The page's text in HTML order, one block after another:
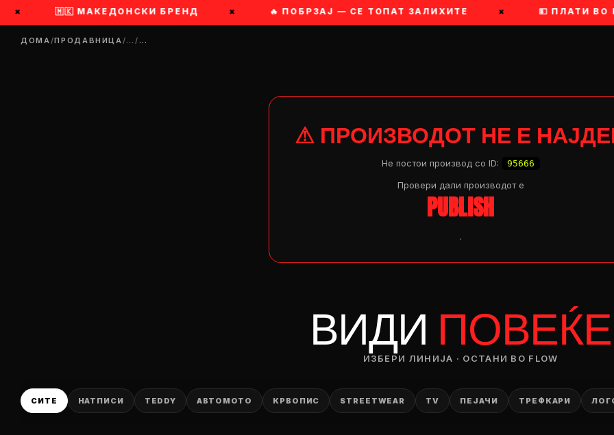
🇲🇰 МАКЕДОНСКИ БРЕНД 🔥 ПОБРЗАЈ — СЕ ТОПАТ ЗАЛИХИТЕ 💵 ПЛАТИ ВО
ДОМА/ПРОДАВНИЦА/…/…
⚠ ПРОИЗВОДОТ НЕ Е
Не постои производ со ID: 95666
Провери дали производот e
PUBLISH
.
ВИДИ ПОВЕЌЕ
ИЗБЕРИ ЛИНИЈА · ОСТАНИ ВО FLOW
СИТЕ НАТПИСИ TEDDY АВТОМОТО КРВОПИС STREETWEAR TV ПЕЈАЧИ ТРЕФКАРИ